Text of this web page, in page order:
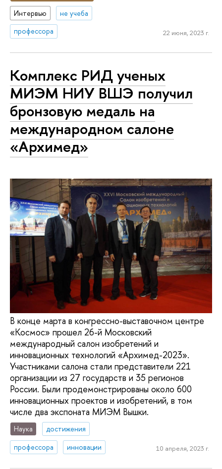
Интервью
не учеба
профессора
22 июня, 2023 г.
Комплекс РИД ученых
МИЭМ НИУ ВШЭ получил
бронзовую медаль на
международном салоне
«Архимед»
В конце марта в конгрессно-выставочном центре
«Космос» прошел 26-й Московский
международный салон изобретений и
инновационных технологий «Архимед-2023».
Участниками салона стали представители 221
организации из 27 государств и 35 регионов
России. Были продемонстрированы около 600
инновационных проектов и изобретений, в том
числе два экспоната МИЭМ Вышки.
Наука
достижения
профессора
инновации 10 апреля, 2023 г.